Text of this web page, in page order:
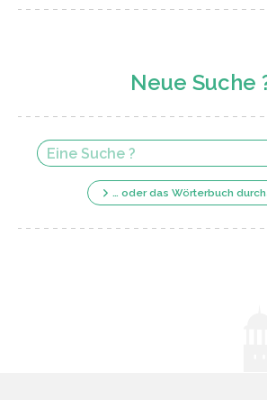
Neue Suche
… oder das Wörterbuch